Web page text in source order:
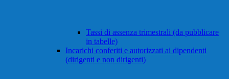
Tassi di assenza trimestrali (da pubblicare
in tabelle)
Incarichi conferiti e autorizzati ai dipendenti
(dirigenti e non dirigenti)